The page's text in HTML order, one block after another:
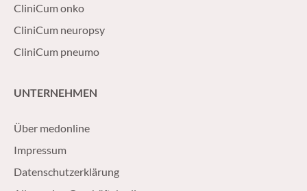
CliniCum onko
CliniCum neuropsy
CliniCum pneumo
UNTERNEHMEN
Über medonline
Impressum
Datenschutzerklärung